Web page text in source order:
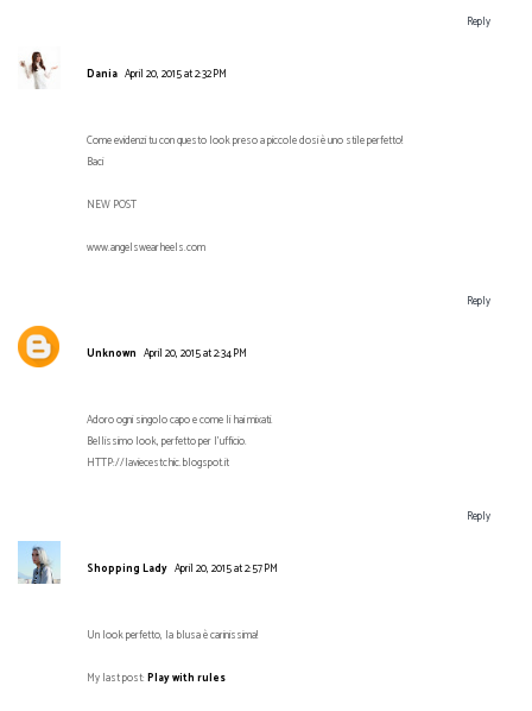
Reply
Dania April 20, 2015 at 2:32 PM
Come evidenzi tu con questo look preso a piccole dosi è uno stile perfetto!
Baci
NEW POST
www.angelswearheels.com
Reply
Unknown April 20, 2015 at 2:34 PM
Adoro ogni singolo capo e come li hai mixati.
Bellissimo look, perfetto per l'ufficio.
HTTP://laviecestchic.blogspot.it
Reply
Shopping Lady April 20, 2015 at 2:57 PM
Un look perfetto, la blusa è carinissima!
My last post: Play with rules